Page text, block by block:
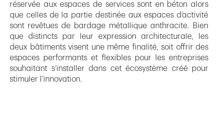
réservée aux espaces de services sont en béton alors
que celles de la partie destinée aux espaces d’activité
sont revêtues de bardage métallique anthracite. Bien
que distincts par leur expression architecturale, les
deux bâtiments visent une même finalité, soit offrir des
espaces performants et flexibles pour les entreprises
souhaitant s’installer dans cet écosystème créé pour
stimuler l’innovation.